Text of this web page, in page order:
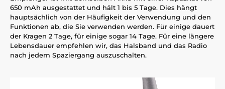
650 mAh ausgestattet und hält 1 bis 5 Tage. Dies hängt
hauptsächlich von der Häufigkeit der Verwendung und den
Funktionen ab, die Sie verwenden werden. Für einige dauert
der Kragen 2 Tage, für einige sogar 14 Tage. Für eine längere
Lebensdauer empfehlen wir, das Halsband und das Radio
nach jedem Spaziergang auszuschalten.